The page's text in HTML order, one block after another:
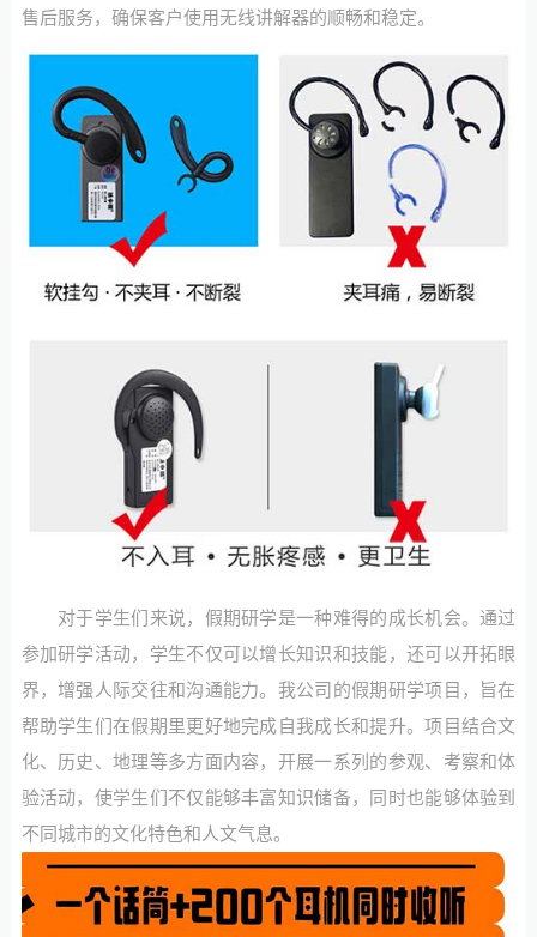
售后服务，确保客户使用无线讲解器的顺畅和稳定。
对于学生们来说，假期研学是一种难得的成长机会。通过
参加研学活动，学生不仅可以增长知识和技能，还可以开拓眼
界，增强人际交往和沟通能力。我公司的假期研学项目，旨在
帮助学生们在假期里更好地完成自我成长和提升。项目结合文
化、历史、地理等多方面内容，开展一系列的参观、考察和体
验活动，使学生们不仅能够丰富知识储备，同时也能够体验到
不同城市的文化特色和人文气息。